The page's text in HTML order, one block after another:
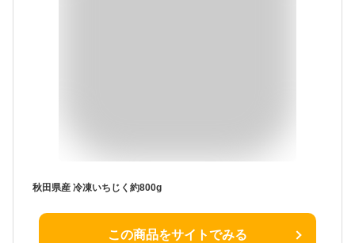
秋田県産 冷凍いちじく約800g
この商品をサイトでみる